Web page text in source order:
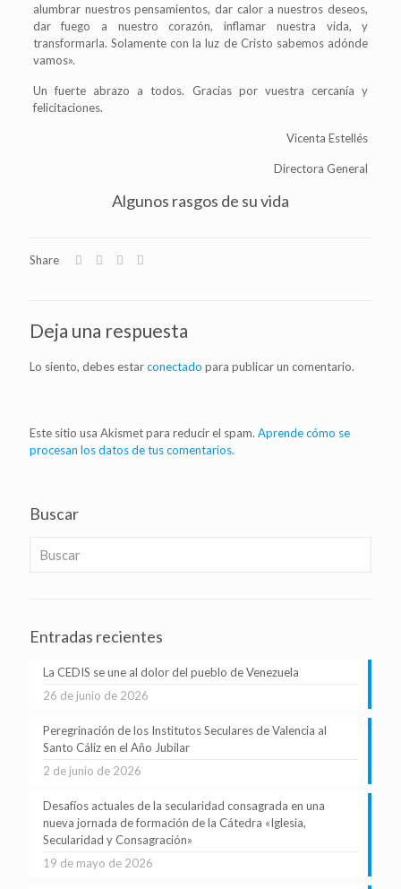
alumbrar nuestros pensamientos, dar calor a nuestros deseos,
dar fuego a nuestro corazón, inflamar nuestra vida, y
transformarla. Solamente con la luz de Cristo sabemos adónde
vamos».
Un fuerte abrazo a todos. Gracias por vuestra cercanía y
felicitaciones.
Vicenta Estellés
Directora General
Algunos rasgos de su vida
Share
Deja una respuesta
Lo siento, debes estarconectado para publicar un comentario.
Este sitio usa Akismet para reducir el spam. Aprende cómo se
procesan los datos de tus comentarios.
Buscar
Entradas recientes
La CEDIS se une al dolor del pueblo de Venezuela
26 de junio de 2026
Peregrinación de los Institutos Seculares de Valencia al
Santo Cáliz en el Año Jubilar
2 de junio de 2026
Desafíos actuales de la secularidad consagrada en una
nueva jornada de formación de la Cátedra «Iglesia,
Secularidad y Consagración»
19 de mayo de 2026